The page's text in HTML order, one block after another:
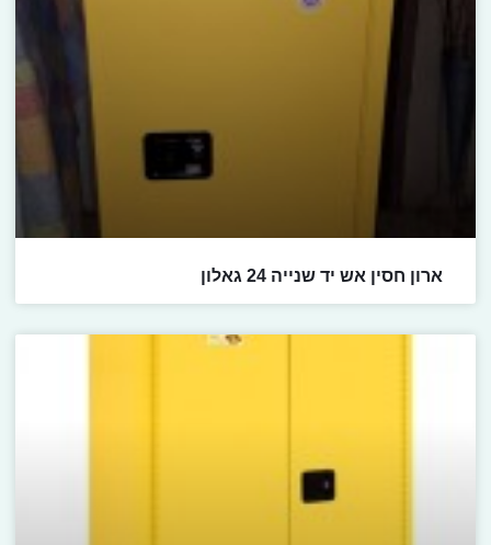
ארון חסין אש יד שנייה 24 גאלון